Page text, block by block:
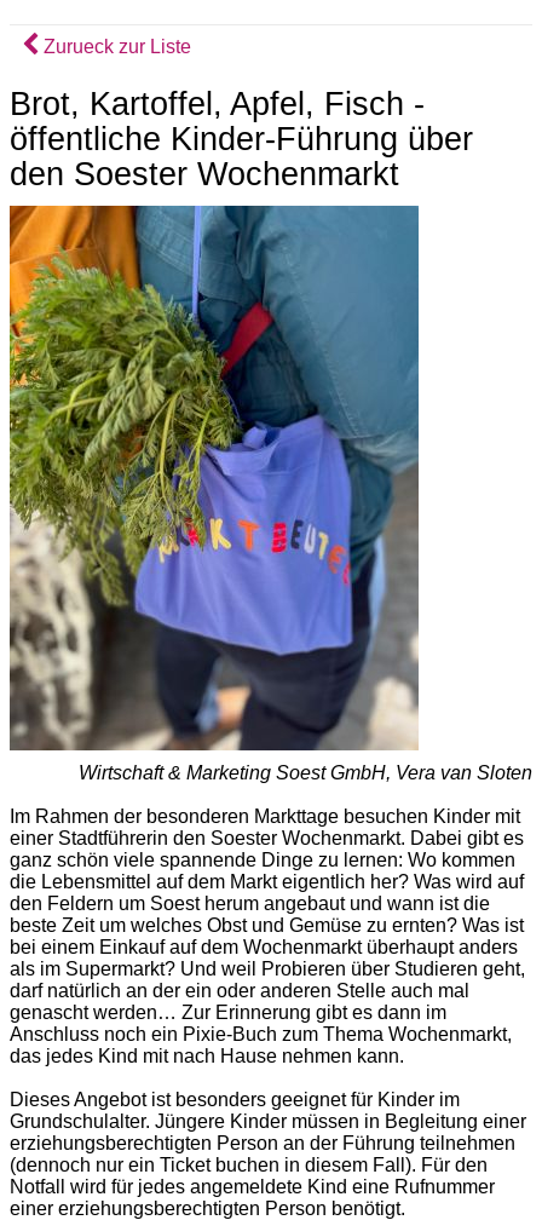
Zurueck zur Liste
Brot, Kartoffel, Apfel, Fisch -
öffentliche Kinder-Führung über
den Soester Wochenmarkt
Wirtschaft & Marketing Soest GmbH, Vera van Sloten
Im Rahmen der besonderen Markttage besuchen Kinder mit
einer Stadtführerin den Soester Wochenmarkt. Dabei gibt es
ganz schön viele spannende Dinge zu lernen: Wo kommen
die Lebensmittel auf dem Markt eigentlich her? Was wird auf
den Feldern um Soest herum angebaut und wann ist die
beste Zeit um welches Obst und Gemüse zu ernten? Was ist
bei einem Einkauf auf dem Wochenmarkt überhaupt anders
als im Supermarkt? Und weil Probieren über Studieren geht,
darf natürlich an der ein oder anderen Stelle auch mal
genascht werden… Zur Erinnerung gibt es dann im
Anschluss noch ein Pixie-Buch zum Thema Wochenmarkt,
das jedes Kind mit nach Hause nehmen kann.
Dieses Angebot ist besonders geeignet für Kinder im
Grundschulalter. Jüngere Kinder müssen in Begleitung einer
erziehungsberechtigten Person an der Führung teilnehmen
(dennoch nur ein Ticket buchen in diesem Fall). Für den
Notfall wird für jedes angemeldete Kind eine Rufnummer
einer erziehungsberechtigten Person benötigt.